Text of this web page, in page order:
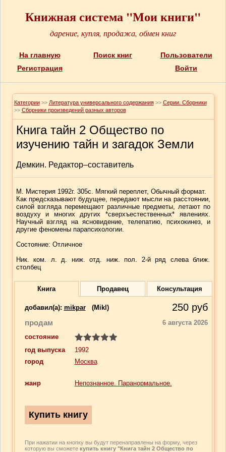
Книжная система "Мои книги"
дарение, купля, продажа, обмен книг
На главную Поиск книг
Пользователи
Регистрация
Войти
Категории >> Литература универсального содержания >> Серии. Сборники
>> Сборники произведений разных авторов
Книга тайн 2 Общество по
изучению тайн и загадок Земли
Демкин. Редактор–составитель
М. Мистерия 1992г. 305с. Мягкий переплет, Обычный формат.
Как предсказывают будущее, передают мысли на расстоянии,
силой взгляда перемещают различные предметы, летают по
воздуху и многих других *сверхъестественных* явлениях.
Научный взгляд на ясновидение, телепатию, психокинез, и
другие феномены парапсихологии.
Состояние: Отличное
Ник. ком. л. д. ниж. отд. ниж. пол. 2-й ряд слева ближ.
столбец
Книга Продавец Консультация
добавил(a): mikpar (Mikl) 250 руб
продам
6 августа 2026
состояние
год выпуска
1992
город
Москва
жанр Непознанное. Паранормальное.
При нажатии на кнопку вы будут перенаправлены на форму, через
которую вы сможете купить книгу "Книга тайн 2 Общество по